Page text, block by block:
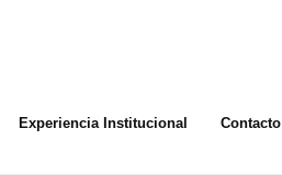
Experiencia Institucional Contacto